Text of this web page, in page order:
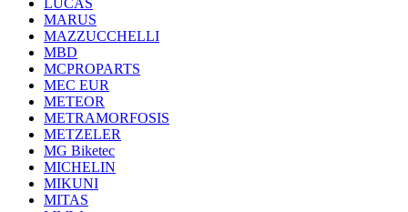
LUCAS
MARUS
MAZZUCCHELLI
MBD
MCPROPARTS
MEC EUR
METEOR
METRAMORFOSIS
METZELER
MG Biketec
MICHELIN
MIKUNI
MITAS